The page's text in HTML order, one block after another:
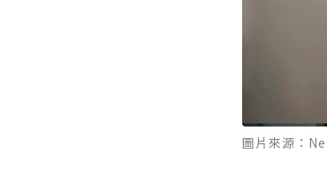
圖片來源：